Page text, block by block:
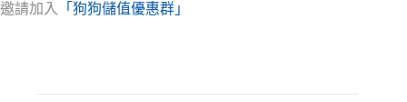
邀請加入 「狗狗儲值優惠群」